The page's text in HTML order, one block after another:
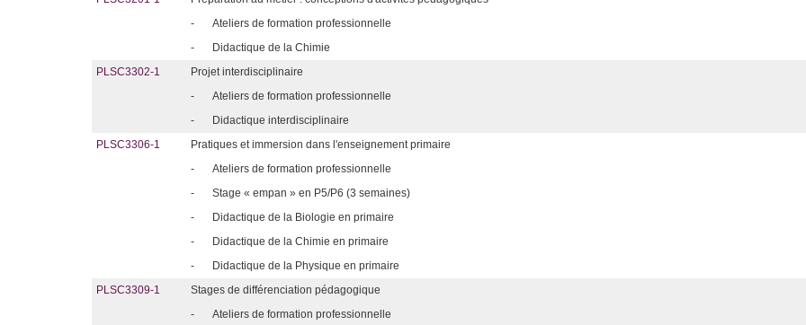
-
Ateliers de formation professionnelle
-
Didactique de la Chimie
PLSC3302-1
Projet interdisciplinaire
-
Ateliers de formation professionnelle
-
Didactique interdisciplinaire
PLSC3306-1
Pratiques et immersion dans l'enseignement primaire
-
Ateliers de formation professionnelle
-
Stage « empan » en P5/P6 (3 semaines)
-
Didactique de la Biologie en primaire
-
Didactique de la Chimie en primaire
-
Didactique de la Physique en primaire
PLSC3309-1
Stages de différenciation pédagogique
-
Ateliers de formation professionnelle